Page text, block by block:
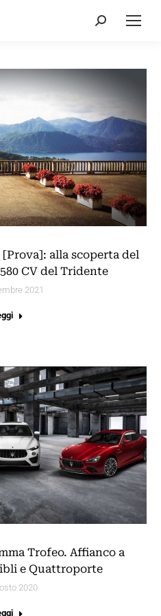
Cerca:
alla scoperta del
CV del Tridente
2021
Trofeo. Affianco a
e Quattroporte
2020